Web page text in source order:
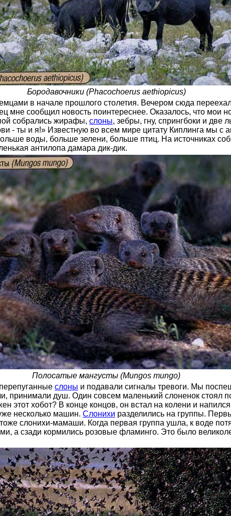
Бородавочники (Phacochoerus aethiopicus)
в начале прошлого столетия. Вечером сюда переехал
мне сообщил новость поинтереснее. Оказалось, что мои
собрались жирафы, слоны, зебры, гну, спрингбоки и две
- ты и я!» Известную во всем мире цитату Киплинга мы с
воды, больше зелени, больше птиц. На источниках
антилопа дамара дик-дик.
Полосатые мангусты (Mungos mungo)
слоны и подавали сигналы тревоги. Мы
душ. Один совсем маленький слоненок стоял
этот хобот? В конце концов, он встал на колени и
несколько машин. Слонихи разделились на группы.
слонихи-мамаши. Когда первая группа ушла, к воде
а сзади кормились розовые фламинго. Это было